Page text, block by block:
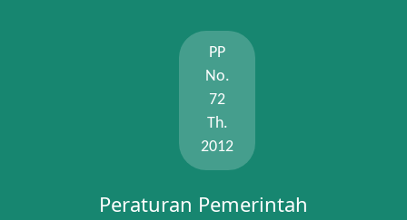
PP
No.
72
Th.
2012
Peraturan Pemerintah